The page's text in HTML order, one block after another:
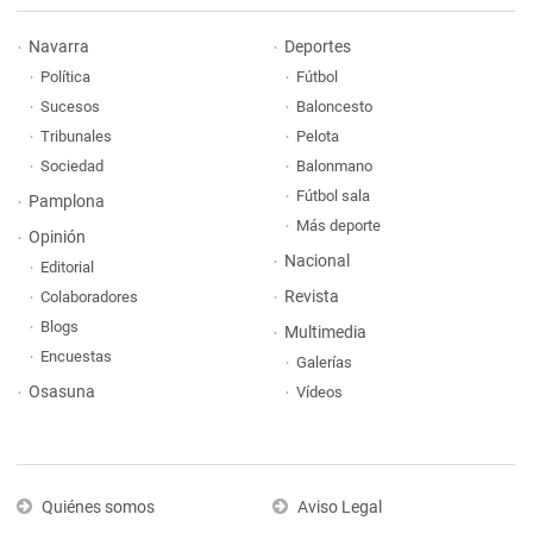
Navarra
Política
Sucesos
Tribunales
Sociedad
Pamplona
Opinión
Editorial
Colaboradores
Blogs
Encuestas
Osasuna
Deportes
Fútbol
Baloncesto
Pelota
Balonmano
Fútbol sala
Más deporte
Nacional
Revista
Multimedia
Galerías
Vídeos
Quiénes somos Aviso Legal